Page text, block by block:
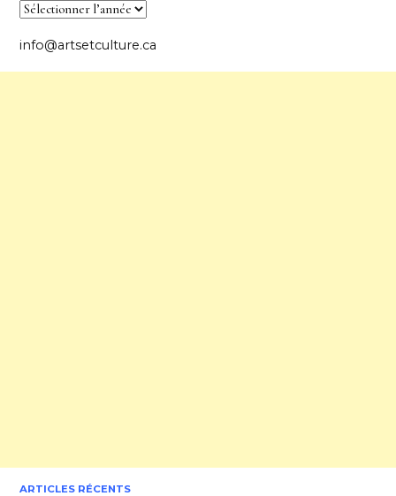
info@artsetculture.ca
ARTICLES RÉCENTS